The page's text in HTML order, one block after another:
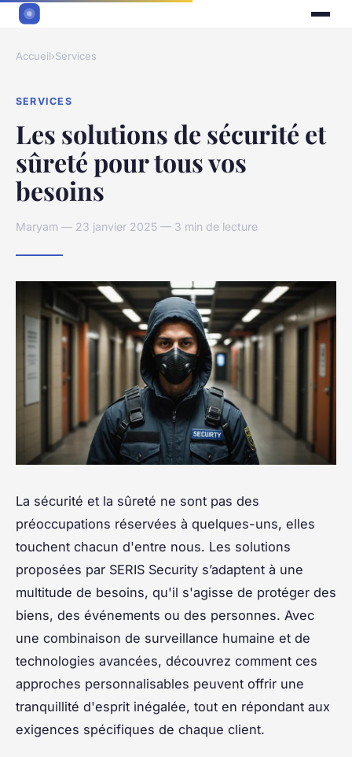
Accueil›Services
SERVICES
Les solutions de sécurité et
sûreté pour tous vos
besoins
Maryam — 23 janvier 2025 — 3 min de lecture
La sécurité et la sûreté ne sont pas des
préoccupations réservées à quelques-uns, elles
touchent chacun d'entre nous. Les solutions
proposées par SERIS Security s’adaptent à une
multitude de besoins, qu'il s'agisse de protéger des
biens, des événements ou des personnes. Avec
une combinaison de surveillance humaine et de
technologies avancées, découvrez comment ces
approches personnalisables peuvent offrir une
tranquillité d'esprit inégalée, tout en répondant aux
exigences spécifiques de chaque client.